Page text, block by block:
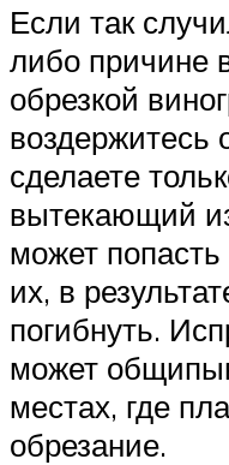
Если так
либо причине
обрезкой
воздержитесь
сделаете
вытекающий
может попасть
их, в
погибнуть.
может
местах, где
обрезание.